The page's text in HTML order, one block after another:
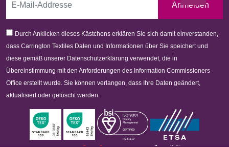
Anmelden
Durch Anklicken dieses Kästchens erklären Sie sich damit einverstanden,
dass Carrington Textiles Daten und Informationen über Sie speichert und
diese gemäß unserer Datenschutzerklärung verwendet, die in
Übereinstimmung mit den Anforderungen des Information Commissioners
Office erstellt wurde. Sie können verlangen, dass Ihre Daten geändert,
aktualisiert oder gelöscht werden.